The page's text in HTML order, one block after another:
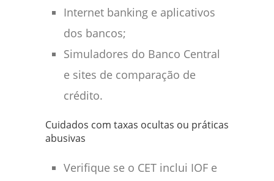
Internet banking e aplicativos
dos bancos;
Simuladores do Banco Central
e sites de comparação de
crédito.
Cuidados com taxas ocultas ou práticas
abusivas
Verifique se o CET inclui IOF e